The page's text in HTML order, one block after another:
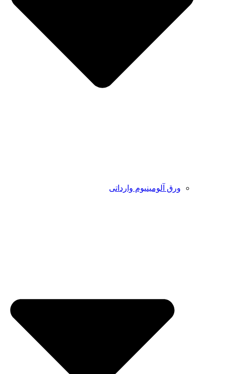
ورق آلومینیوم وارداتی